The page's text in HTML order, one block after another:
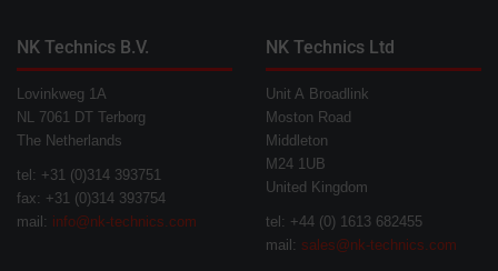
NK Technics B.V.
Lovinkweg 1A
NL 7061 DT Terborg
The Netherlands
tel: +31 (0)314 393751
fax: +31 (0)314 393754
mail: info@nk-technics.com
NK Technics Ltd
Unit A Broadlink
Moston Road
Middleton
M24 1UB
United Kingdom
tel: +44 (0) 1613 682455
mail: sales@nk-technics.com